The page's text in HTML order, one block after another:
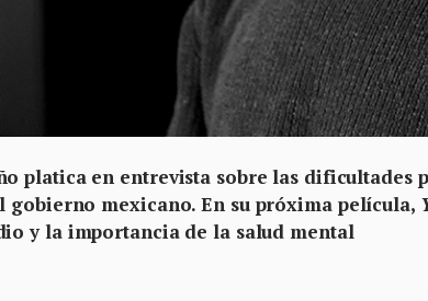
platica en entrevista sobre las dificultades
gobierno mexicano. En su próxima película,
y la importancia de la salud mental